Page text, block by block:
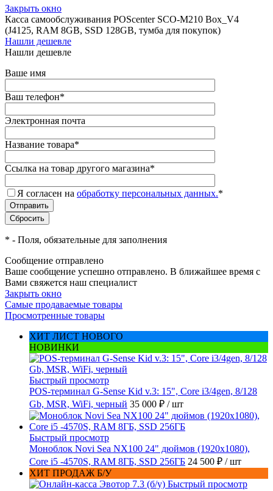
Закрыть окно
Касса самообслуживания POScenter SCO-M210 Box_V4
(J4125, RAM 8GB, SSD 128GB, тумба для покупок)
Нашли дешевле
Нашли дешевле
Ваше имя
Ваш телефон*
Электронная почта
Название товара*
Ссылка на товар другого магазина*
Я согласен на обработку персональных данных.*
* - Поля, обязательные для заполнения
Сообщение отправлено
Ваше сообщение успешно отправлено. В ближайшее время с
Вами свяжется наш специалист
Закрыть окно
Самые продаваемые товары
Просмотренные товары
ХИТ ЛИСТ НОВОГО
НОВИНКИ
Быстрый просмотр
POS-терминал G-Sense Kid v.3: 15", Core i3/4gen, 8/128
Gb, MSR, WiFi, черный 35 000 ₽ / шт
Быстрый просмотр
Моноблок Novi Sea NX100 24" дюймов (1920x1080),
Core i5 -4570S, RAM 8ГБ, SSD 256ГБ 24 500 ₽ / шт
ХИТ ПРОДАЖ Б/У
Быстрый просмотр